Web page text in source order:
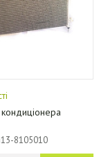
8105010